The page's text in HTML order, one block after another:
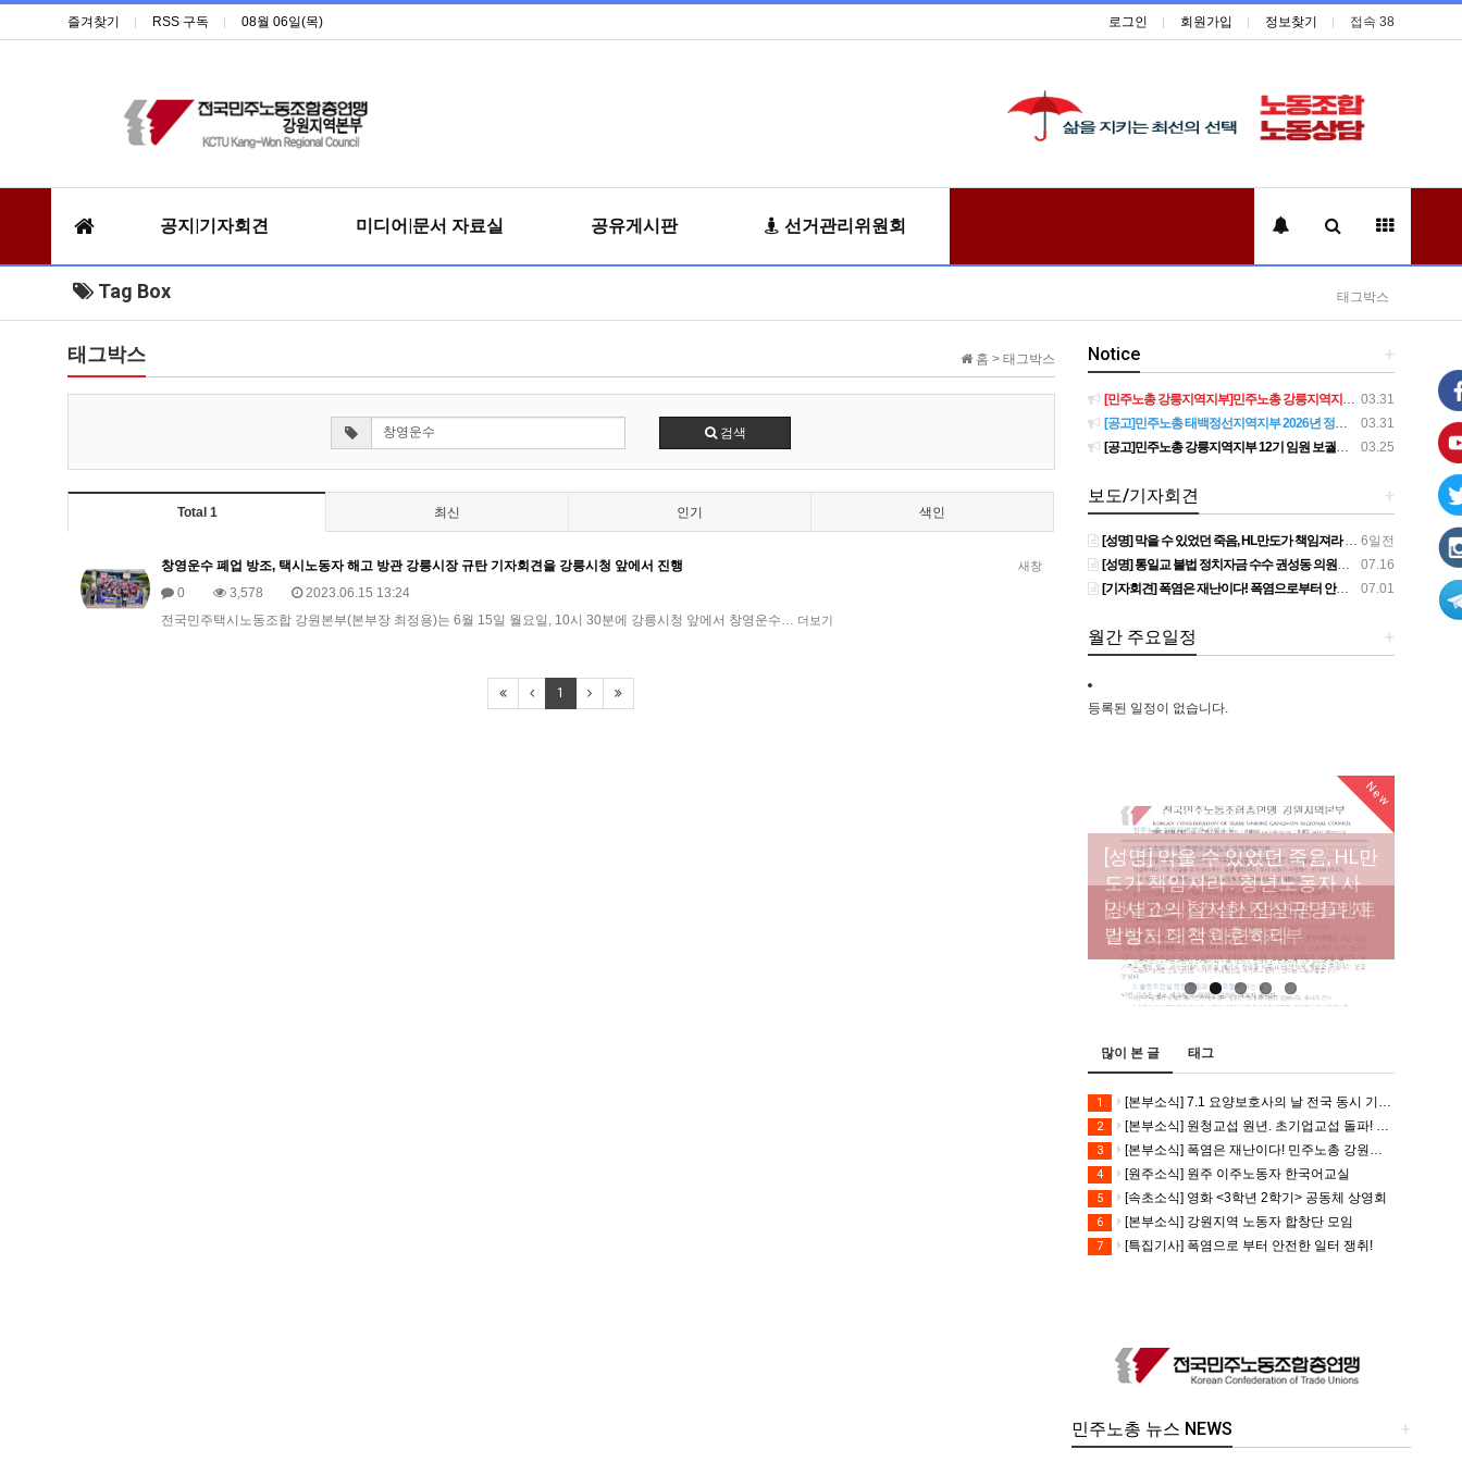
즐겨찾기 RSS 구독 08월 06일(목) 로그인 회원가입 정보찾기 접속 38
공지|기자회견 미디어|문서 자료실 공유게시판 선거관리위원회
Tag Box 태그박스
홈 > 태그박스
태그박스
검색
Total 1 최신 인기 색인
새창
창영운수 폐업 방조, 택시노동자 해고 방관 강릉시장 규탄 기자회견을 강릉시청 앞에서 진행
0
3,578
2023.06.15 13:24
전국민주택시노동조합 강원본부(본부장 최정용)는 6월 15일 월요일, 10시 30분에 강릉시청 앞에서 창영운수… 더보기
1
+
Notice
03.31
[민주노총 강릉지역지부]민주노총 강릉지역지부 제12기 임원 보궐선거결과 공고
03.31
[공고]민주노총 태백정선지역지부 2026년 정기 대의원대회 재소집 건
03.25
[공고]민주노총 강릉지역지부 12기 임원 보궐선거 후보자 확정 공고
+
보도/기자회견
6일전
[성명] 막을 수 있었던 죽음, HL만도가 책임져라 : 청년노동자 사망사고의 철저한 진상규명과 재발방지 대책 마련하라
07.16
[성명] 통일교 불법 정치자금 수수 권성동 의원직 상실, 사필귀정이다
07.01
[기자회견] 폭염은 재난이다! 폭염으로부터 안전한 일터를 위한 민주노총 강원지역본부 폭염감시단 선포 기자회견
+
월간 주요일정
등록된 일정이 없습니다.
New
[성명] 막을 수 있었던 죽음, HL만
도가 책임져라 : 청년노동자 사
망사고의 철저한 진상규명과 재
발방지 대책 마련하라
New
[산별소식] 건설산업연맹 플랜트
건설노조 강원충북지부
New
[강릉,속초,원주,춘천] 폭염감시
단 사업 이모저모
[조합원☆인터뷰] 서비스연맹 전
국학교비정규직노동조합 강원
지부 김유미 춘천지회장
[본부소식] 강원지역 노동자 합
창단 모임
많이 본 글 태그
1 [본부소식] 7.1 요양보호사의 날 전국 동시 기자회견
2 [본부소식] 원청교섭 원년. 초기업교섭 돌파! 모든 노동자의 노동기본권 쟁취! 민주노총 7.15 총파업대회
3 [본부소식] 폭염은 재난이다! 민주노총 강원지역본부 폭염감시단 선포 기자회견
4 [원주소식] 원주 이주노동자 한국어교실
5 [속초소식] 영화 <3학년 2학기> 공동체 상영회
6 [본부소식] 강원지역 노동자 합창단 모임
7 [특집기사] 폭염으로 부터 안전한 일터 쟁취!
+
민주노총 뉴스 NEWS